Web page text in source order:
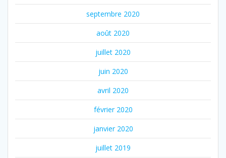
septembre 2020
août 2020
juillet 2020
juin 2020
avril 2020
février 2020
janvier 2020
juillet 2019